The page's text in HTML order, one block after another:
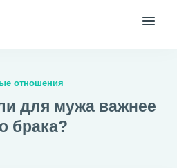
отношения
для мужа важнее
брака?